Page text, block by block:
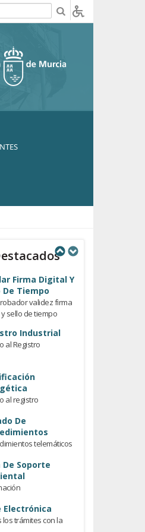
Firma Digital Y
De Tiempo
validez firma
y sello de tiempo
Industrial
al Registro
al registro
De
telemáticos
De Soporte
Electrónica
los trámites con la
Previous